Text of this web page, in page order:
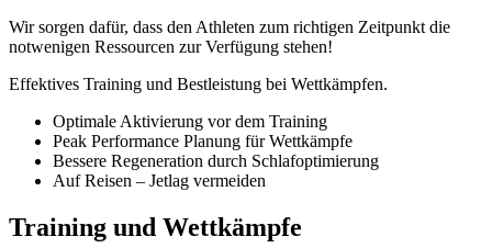
Wir sorgen dafür, dass den Athleten zum richtigen Zeitpunkt die
notwenigen Ressourcen zur Verfügung stehen!
Effektives Training und Bestleistung bei Wettkämpfen.
Optimale Aktivierung vor dem Training
Peak Performance Planung für Wettkämpfe
Bessere Regeneration durch Schlafoptimierung
Auf Reisen – Jetlag vermeiden
Training und Wettkämpfe